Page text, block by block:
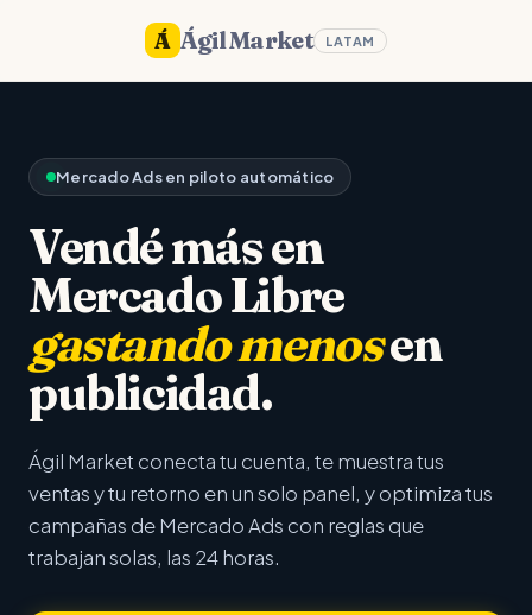
Á Ágil Market LATAM
Mercado Ads en piloto automático
Vendé más en
Mercado Libre
gastando menosen
publicidad.
Ágil Market conecta tu cuenta, te muestra tus
ventas y tu retorno en un solo panel, y optimiza tus
campañas de Mercado Ads con reglas que
trabajan solas, las 24 horas.